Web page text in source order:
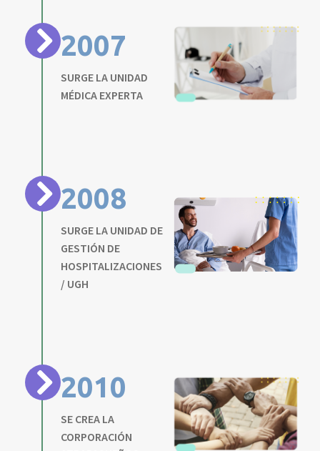
2007
SURGE LA UNIDAD
MÉDICA EXPERTA
2008
SURGE LA UNIDAD DE
GESTIÓN DE
HOSPITALIZACIONES
/ UGH
2010
SE CREA LA
CORPORACIÓN